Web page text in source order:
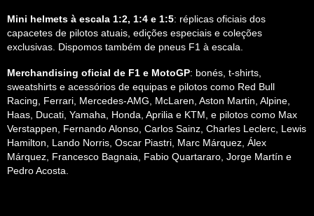
Mini helmets à escala 1:2, 1:4 e 1:5: réplicas oficiais dos
capacetes de pilotos atuais, edições especiais e coleções
exclusivas. Dispomos também de pneus F1 à escala.
Merchandising oficial de F1 e MotoGP: bonés, t-shirts,
sweatshirts e acessórios de equipas e pilotos como Red Bull
Racing, Ferrari, Mercedes-AMG, McLaren, Aston Martin, Alpine,
Haas, Ducati, Yamaha, Honda, Aprilia e KTM, e pilotos como Max
Verstappen, Fernando Alonso, Carlos Sainz, Charles Leclerc, Lewis
Hamilton, Lando Norris, Oscar Piastri, Marc Márquez, Álex
Márquez, Francesco Bagnaia, Fabio Quartararo, Jorge Martín e
Pedro Acosta.